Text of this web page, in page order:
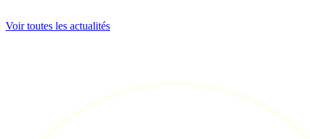
Voir toutes les actualités